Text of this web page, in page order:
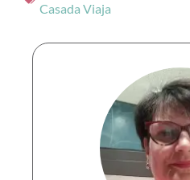
Casada Viaja